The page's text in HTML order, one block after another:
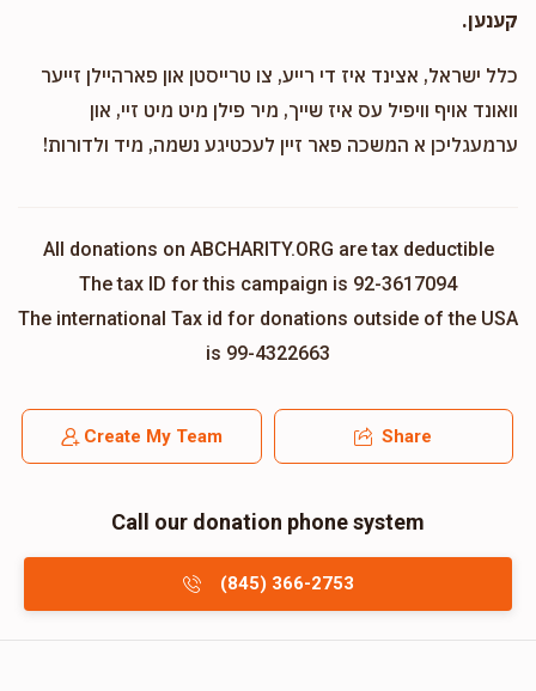
קענען.
כלל ישראל, אצינד איז די רייע, צו טרייסטן און פארהיילן זייער
וואונד אויף וויפיל עס איז שייך, מיר פילן מיט מיט זיי, און
ערמעגליכן א המשכה פאר זיין לעכטיגע נשמה, מיד ולדורות!
All donations on ABCHARITY.ORG are tax deductible
The tax ID for this campaign is 92-3617094
The international Tax id for donations outside of the USA
is 99-4322663
Create My Team Share
Call our donation phone system
(845) 366-2753